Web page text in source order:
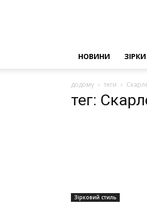
НОВИНИ ЗІРКИ
додому теги
тег:
Зірковий стиль